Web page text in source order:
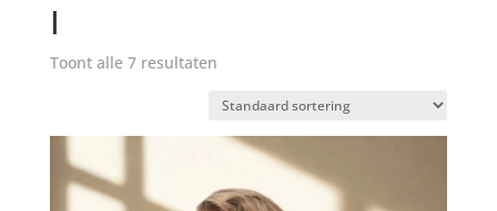
I
Toont alle 7 resultaten